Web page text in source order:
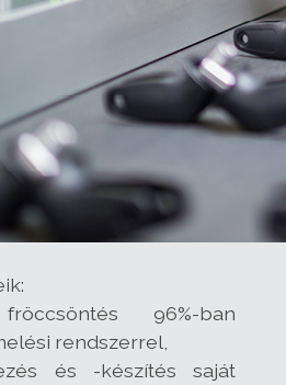
96%-ban
rendszerrel,
és -készítés saját